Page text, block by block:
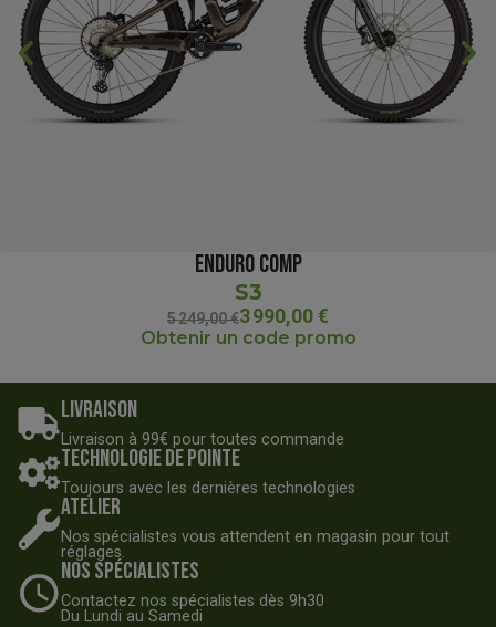
ENDURO COMP
S3
5 249,00 €3 990,00 €
Obtenir un code promo
chevron_backward chevron_forward
Livraison
Livraison à 99€ pour toutes commande
Technologie de pointe
Toujours avec les dernières technologies
Atelier
Nos spécialistes vous attendent en magasin pour tout
réglages.
Nos spécialistes
Contactez nos spécialistes dès 9h30
Du Lundi au Samedi